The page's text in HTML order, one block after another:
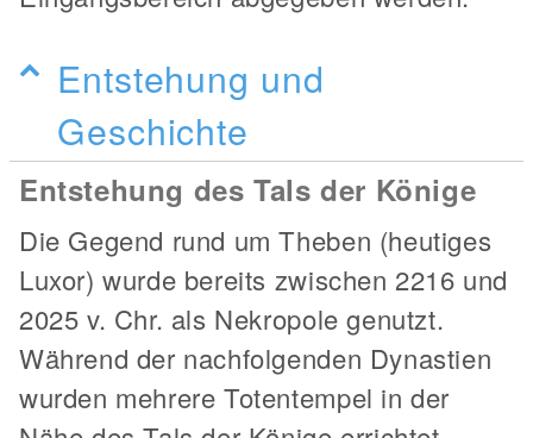
Entstehung und
Geschichte
Entstehung des Tals der Könige
Die Gegend rund um Theben (heutiges
Luxor) wurde bereits zwischen 2216 und
2025 v. Chr. als Nekropole genutzt.
Während der nachfolgenden Dynastien
wurden mehrere Totentempel in der